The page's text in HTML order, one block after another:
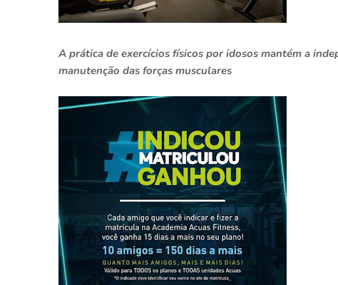
A prática de exercícios físicos por idosos mantém a
manutenção das forças musculares